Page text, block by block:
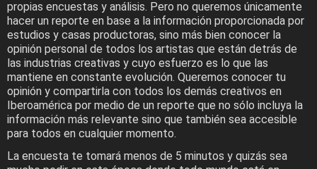
propias encuestas y análisis. Pero no queremos únicamente
hacer un reporte en base a la información proporcionada por
estudios y casas productoras, sino más bien conocer la
opinión personal de todos los artistas que están detrás de
las industrias creativas y cuyo esfuerzo es lo que las
mantiene en constante evolución. Queremos conocer tu
opinión y compartirla con todos los demás creativos en
Iberoamérica por medio de un reporte que no sólo incluya la
información más relevante sino que también sea accesible
para todos en cualquier momento.
La encuesta te tomará menos de 5 minutos y quizás sea